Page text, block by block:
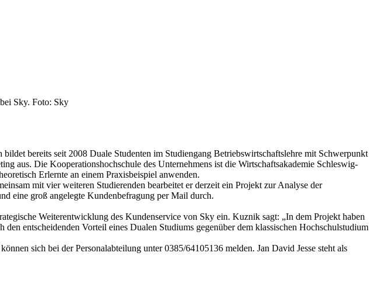
Sky. Foto: Sky
bereits seit 2008 Duale Studenten im Studiengang Betriebswirtschaftslehre mit Schwerpunkt
aus. Die Kooperationshochschule des Unternehmens ist die Wirtschaftsakademie Schleswig-
Erlernte an einem Praxisbeispiel anwenden.
mit vier weiteren Studierenden bearbeitet er derzeit ein Projekt zur Analyse der
eine groß angelegte Kundenbefragung per Mail durch.
Weiterentwicklung des Kundenservice von Sky ein. Kuznik sagt: „In dem Projekt haben
entscheidenden Vorteil eines Dualen Studiums gegenüber dem klassischen Hochschulstudium
sich bei der Personalabteilung unter 0385/64105136 melden. Jan David Jesse steht als